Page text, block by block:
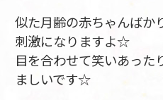
似た月齢の赤ちゃんばか
刺激になりますよ☆
目を合わせて笑いあった
ましいです☆